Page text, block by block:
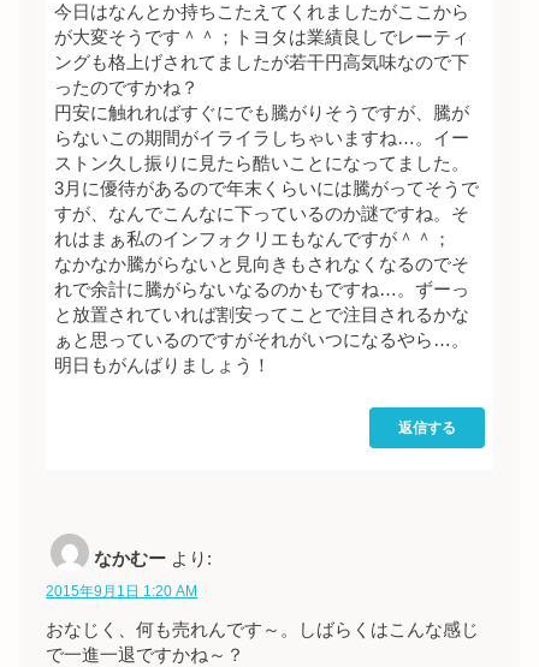
今日はなんとか持ちこたえてくれましたがここから
が大変そうです＾＾；トヨタは業績良しでレーティ
ングも格上げされてましたが若干円高気味なので下
ったのですかね？
円安に触れればすぐにでも騰がりそうですが、騰が
らないこの期間がイライラしちゃいますね…。イー
ストン久し振りに見たら酷いことになってました。
3月に優待があるので年末くらいには騰がってそうで
すが、なんでこんなに下っているのか謎ですね。そ
れはまぁ私のインフォクリエもなんですが＾＾；
なかなか騰がらないと見向きもされなくなるのでそ
れで余計に騰がらないなるのかもですね…。ずーっ
と放置されていれば割安ってことで注目されるかな
ぁと思っているのですがそれがいつになるやら…。
明日もがんばりましょう！
返信する
なかむー より:
2015年9月1日 1:20 AM
おなじく、何も売れんです～。しばらくはこんな感じ
で一進一退ですかね～？